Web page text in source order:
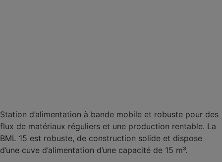
Station d’alimentation à bande mobile et robuste pour des
flux de matériaux réguliers et une production rentable. La
BML 15 est robuste, de construction solide et dispose
d’une cuve d’alimentation d’une capacité de 15 m³.